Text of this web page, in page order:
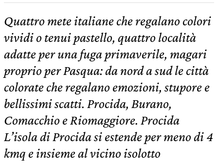
Quattro mete italiane che regalano colori
vividi o tenui pastello, quattro località
adatte per una fuga primaverile, magari
proprio per Pasqua: da nord a sud le città
colorate che regalano emozioni, stupore e
bellissimi scatti. Procida, Burano,
Comacchio e Riomaggiore. Procida
L’isola di Procida si estende per meno di 4
kmq e insieme al vicino isolotto